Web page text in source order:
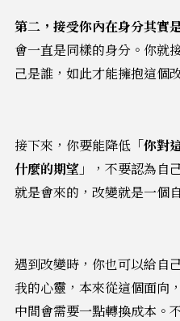
第二，接受你內在身分其實
會一直是同樣的身分。你就
己是誰，如此才能擁抱這個
接下來，你要能降低 「你對
什麼的期望」
，不要認為自
就是會來的，改變就是一個
遇到改變時，你也可以給自
我的心靈，本來從這個面向
中間會需要一點轉換成本。